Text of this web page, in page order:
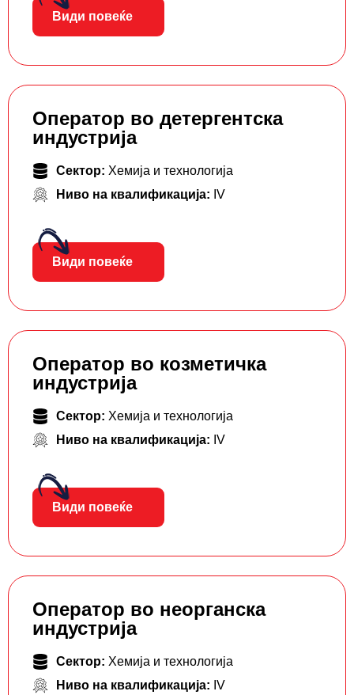
Види повеќе
Оператор во детергентска
индустрија
Сектор: Хемија и технологија
Ниво на квалификација: IV
Види повеќе
Оператор во козметичка
индустрија
Сектор: Хемија и технологија
Ниво на квалификација: IV
Види повеќе
Оператор во неорганска
индустрија
Сектор: Хемија и технологија
Ниво на квалификација: IV